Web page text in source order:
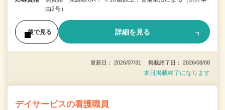
由2号）
後で見る 詳細を見る
更新日： 2026/07/31 掲載終了日： 2026/08/08
本日掲載終了になります
デイサービスの看護職員